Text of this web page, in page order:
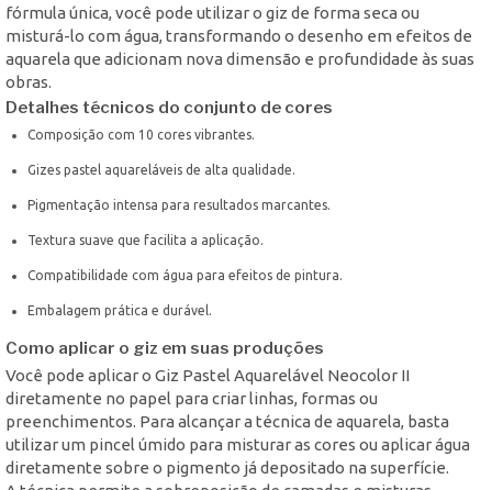
fórmula única, você pode utilizar o giz de forma seca ou
misturá-lo com água, transformando o desenho em efeitos de
aquarela que adicionam nova dimensão e profundidade às suas
obras.
Detalhes técnicos do conjunto de cores
Composição com 10 cores vibrantes.
Gizes pastel aquareláveis de alta qualidade.
Pigmentação intensa para resultados marcantes.
Textura suave que facilita a aplicação.
Compatibilidade com água para efeitos de pintura.
Embalagem prática e durável.
Como aplicar o giz em suas produções
Você pode aplicar o Giz Pastel Aquarelável Neocolor II
diretamente no papel para criar linhas, formas ou
preenchimentos. Para alcançar a técnica de aquarela, basta
utilizar um pincel úmido para misturar as cores ou aplicar água
diretamente sobre o pigmento já depositado na superfície.